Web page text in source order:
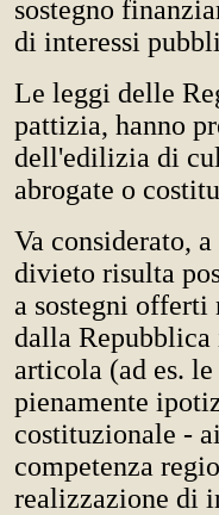
sostegno
di interessi
Le leggi delle
pattizia, hanno
dell'edilizia di
abrogate o
Va considerato,
divieto risulta
a sostegni
dalla
articola (ad es.
pienamente
costituzionale -
competenza
realizzazione di